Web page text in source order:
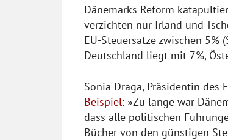
Dänemarks Reform
verzichten nur Irland und
EU-Steuersätze zwischen 5%
Deutschland liegt mit 7%,
Sonia Draga, Präsidentin des
Beispiel: »Zu lange war
dass alle politischen
Bücher von den günstigen